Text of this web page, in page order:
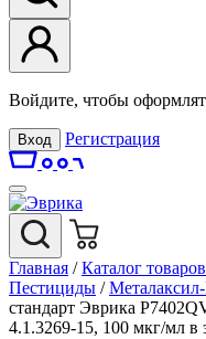
Войдите, чтобы
Вход Регистрация
Главная / Каталог товаров
Пестициды /
стандарт Эврика
4.1.3269-15, 100 мкг/мл в